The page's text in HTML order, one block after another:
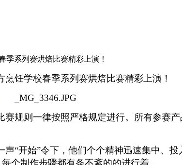
季系列赛烘焙比赛精彩上演！
饪学校春季系列赛烘焙比赛精彩上演！
规则一律按照严格规定进行。所有参赛
“开始”令下，他们个个精神迅速集中、
个制作步骤都有条不紊的的进行着。